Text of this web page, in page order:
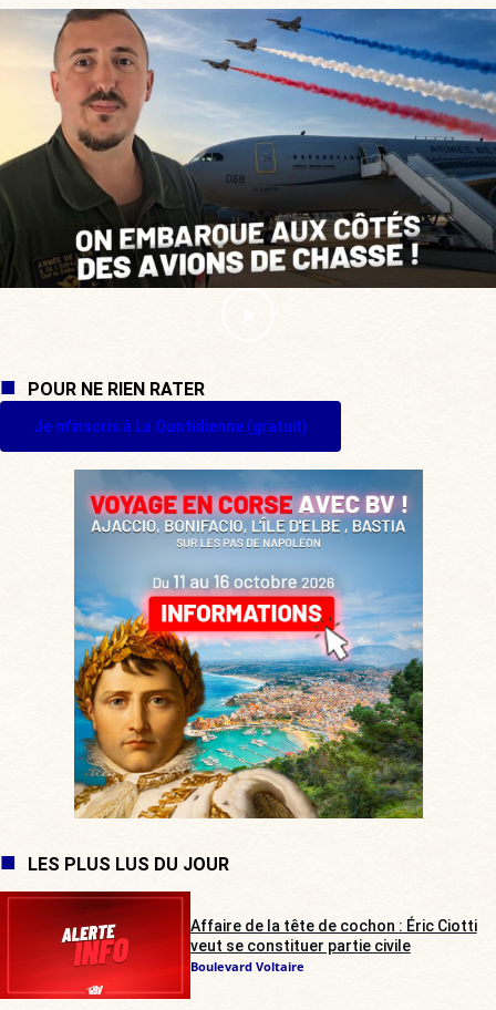
POUR NE RIEN RATER
Je m'inscris à La Quotidienne (gratuit)
LES PLUS LUS DU JOUR
Affaire de la tête de cochon : Éric Ciotti
veut se constituer partie civile
Boulevard Voltaire